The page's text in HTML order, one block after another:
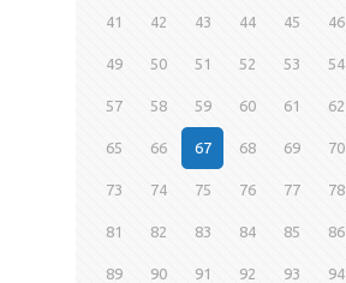
41 42 43 44 45 46
49 50 51 52 53 54
57 58 59 60 61 62
65 66 67 68 69 70
73 74 75 76 77 78
81 82 83 84 85 86
89 90 91 92 93 94